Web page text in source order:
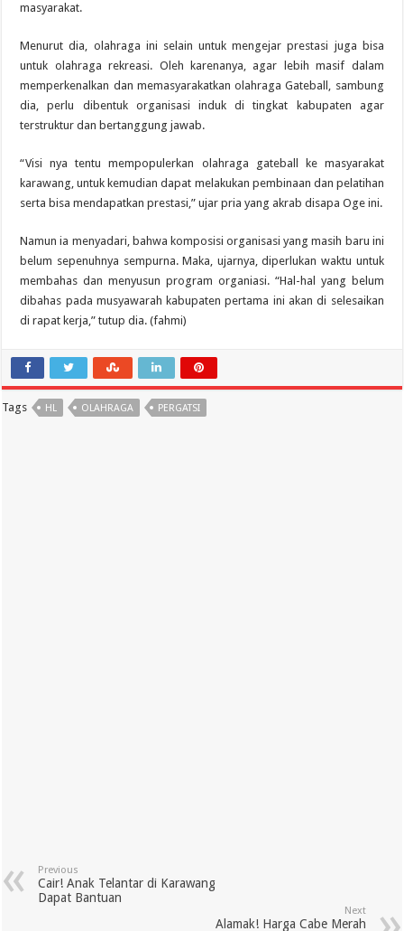
masyarakat.
Menurut dia, olahraga ini selain untuk mengejar prestasi juga bisa
untuk olahraga rekreasi. Oleh karenanya, agar lebih masif dalam
memperkenalkan dan memasyarakatkan olahraga Gateball, sambung
dia, perlu dibentuk organisasi induk di tingkat kabupaten agar
terstruktur dan bertanggung jawab.
“Visi nya tentu mempopulerkan olahraga gateball ke masyarakat
karawang, untuk kemudian dapat melakukan pembinaan dan pelatihan
serta bisa mendapatkan prestasi,” ujar pria yang akrab disapa Oge ini.
Namun ia menyadari, bahwa komposisi organisasi yang masih baru ini
belum sepenuhnya sempurna. Maka, ujarnya, diperlukan waktu untuk
membahas dan menyusun program organiasi. “Hal-hal yang belum
dibahas pada musyawarah kabupaten pertama ini akan di selesaikan
di rapat kerja,” tutup dia. (fahmi)
Tags HL OLAHRAGA PERGATSI
Previous
Cair! Anak Telantar di Karawang
Dapat Bantuan
Next
Alamak! Harga Cabe Merah